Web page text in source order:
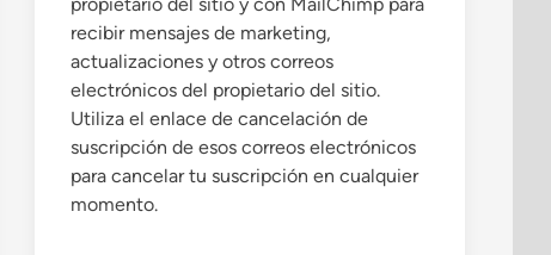
recibir mensajes de marketing,
actualizaciones y otros correos
electrónicos del propietario del sitio.
Utiliza el enlace de cancelación de
suscripción de esos correos electrónicos
para cancelar tu suscripción en cualquier
momento.